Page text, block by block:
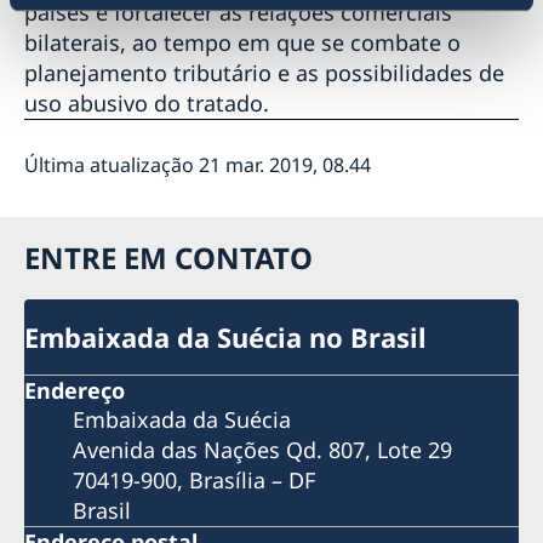
#Bergman100 no Rio de Janeiro
Pais Presentes: Embaixada da Suécia no Brasil e ONU
Mulheres inauguram exposição fotográfica no metrô
de Brasília
Bergman100: Mostra Centenário Ingmar Bergman
Bergman100: Embaixada da Suécia no Brasil dá início
Internacional da Mulher
Oficina WikiGap
Mostra de Cinema Nórdico no CCBB
Semanas de Inovação Suécia-Brasil 2021: cocriando o
futuro
VI Festival Internacional de Cinema LGBTQI+
Dia Nacional 2021
Meio Ambiente e Sustentabilidade
#SuéciaEmCasa Especial
Webinar HomeOffice - Como manter a
Netiqueta nas mídias sociais
Contato
países e fortalecer as relações comerciais
bilaterais, ao tempo em que se combate o
planejamento tributário e as possibilidades de
uso abusivo do tratado.
Última atualização 21 mar. 2019, 08.44
ENTRE EM CONTATO
Embaixada da Suécia no Brasil
Endereço
Embaixada da Suécia
Avenida das Nações Qd. 807, Lote 29
70419-900, Brasília – DF
Brasil